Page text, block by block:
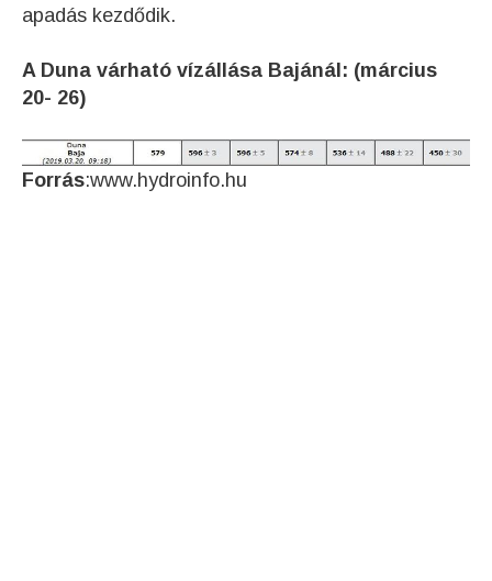
apadás kezdődik.
A Duna várható vízállása Bajánál: (március
20- 26)
Forrás:www.hydroinfo.hu